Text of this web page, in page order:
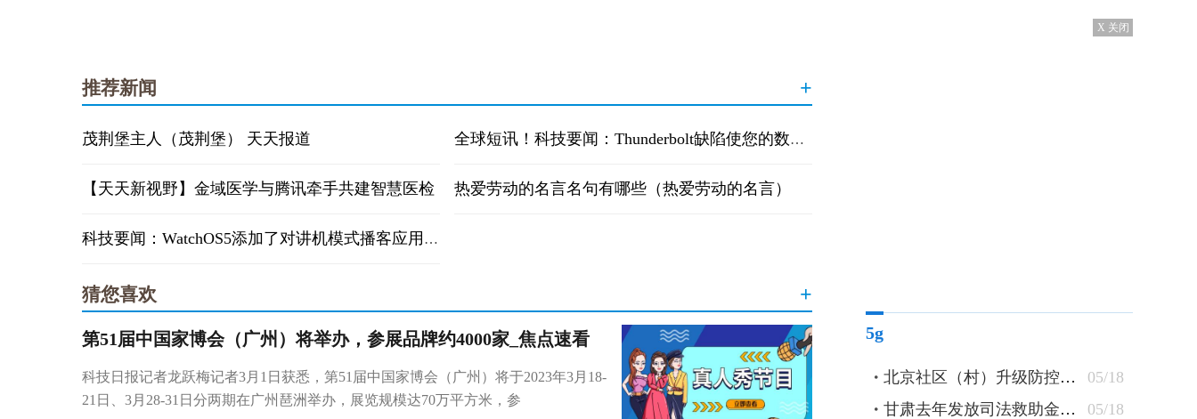
推荐新闻 +
茂荆堡主人（茂荆堡） 天天报道 全球短讯！科技要闻：Thunderbolt缺陷使您的数据在5分钟内被盗
【天天新视野】金域医学与腾讯牵手共建智慧医检 热爱劳动的名言名句有哪些（热爱劳动的名言）
科技要闻：WatchOS5添加了对讲机模式播客应用程序 全球速看料
猜您喜欢 +
第51届中国家博会（广州）将举办，参展品牌约4000家_焦点速看
科技日报记者龙跃梅记者3月1日获悉，第51届中国家博会（广州）将于2023年3月18-
21日、3月28-31日分两期在广州琶洲举办，展览规模达70万平方米，参
X 关闭
5g
05/18
北京社区（村）升级防控措施 24小时卡口值守查验48小时核酸
05/18
甘肃去年发放司法救助金逾1300万元 防止当事人“因案致贫”